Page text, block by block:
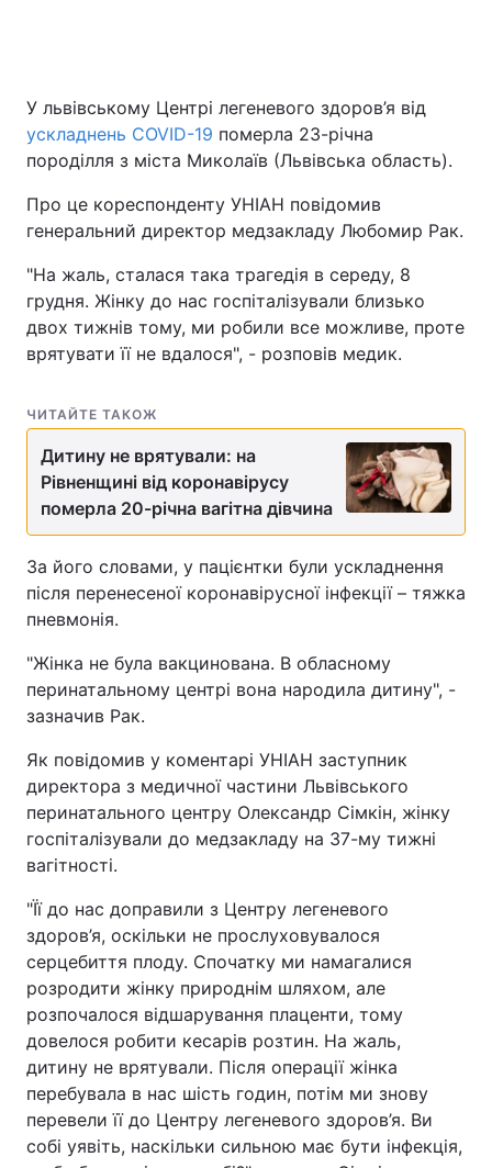
У львівському Центрі легеневого здоров’я від
ускладнень COVID-19 померла 23-річна
породілля з міста Миколаїв (Львівська область).
Про це кореспонденту УНІАН повідомив
генеральний директор медзакладу Любомир Рак.
"На жаль, сталася така трагедія в середу, 8
грудня. Жінку до нас госпіталізували близько
двох тижнів тому, ми робили все можливе, проте
врятувати її не вдалося", - розповів медик.
ЧИТАЙТЕ ТАКОЖ
Дитину не врятували: на
Рівненщині від коронавірусу
померла 20-річна вагітна дівчина
За його словами, у пацієнтки були ускладнення
після перенесеної коронавірусної інфекції – тяжка
пневмонія.
"Жінка не була вакцинована. В обласному
перинатальному центрі вона народила дитину", -
зазначив Рак.
Як повідомив у коментарі УНІАН заступник
директора з медичної частини Львівського
перинатального центру Олександр Сімкін, жінку
госпіталізували до медзакладу на 37-му тижні
вагітності.
"Її до нас доправили з Центру легеневого
здоров’я, оскільки не прослуховувалося
серцебиття плоду. Спочатку ми намагалися
розродити жінку природнім шляхом, але
розпочалося відшарування плаценти, тому
довелося робити кесарів розтин. На жаль,
дитину не врятували. Після операції жінка
перебувала в нас шість годин, потім ми знову
перевели її до Центру легеневого здоров’я. Ви
собі уявіть, наскільки сильною має бути інфекція,